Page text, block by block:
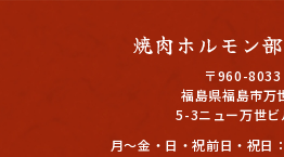
〒960-8033
福島県福島市万
5-3ニュー万世ビ
月～金・日・祝前日・祝日